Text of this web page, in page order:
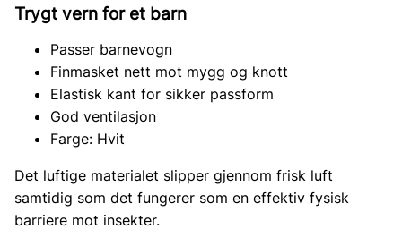
Trygt vern for et barn
Passer barnevogn
Finmasket nett mot mygg og knott
Elastisk kant for sikker passform
God ventilasjon
Farge: Hvit
Det luftige materialet slipper gjennom frisk luft
samtidig som det fungerer som en effektiv fysisk
barriere mot insekter.